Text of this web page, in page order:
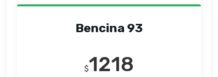
Bencina 93
$1218